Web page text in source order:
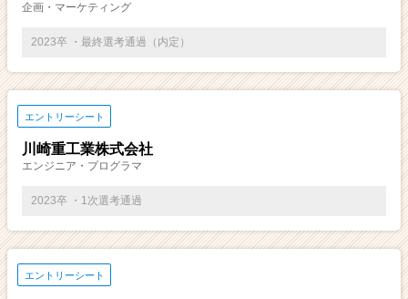
企画・マーケティング
2023卒 ・最終選考通過（内定）
エントリーシート
川崎重工業株式会社
エンジニア・プログラマ
2023卒 ・1次選考通過
エントリーシート